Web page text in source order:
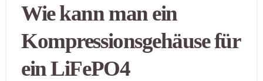
Wie kann man ein
Kompressionsgehäuse für
ein LiFePO4